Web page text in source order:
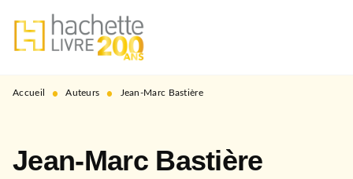
MENU RECHERCHE
PIED DE PAGE
Accueil • Auteurs • Jean-Marc Bastière
Jean-Marc Bastière